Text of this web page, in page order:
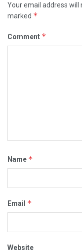
Your email address will
marked *
Comment *
Name *
Email *
Website